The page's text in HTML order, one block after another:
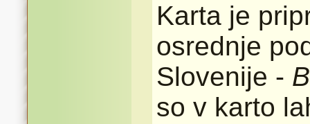
Karta je
osrednje
Slovenije -
so v karto